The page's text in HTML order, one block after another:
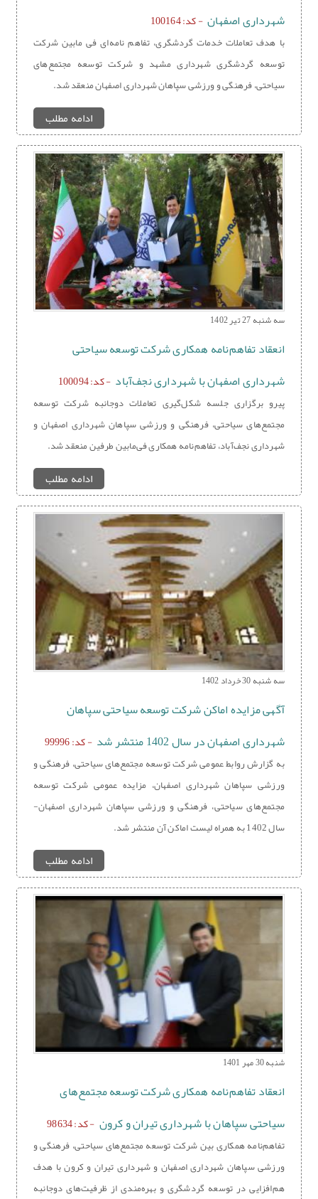
شهرداری اصفهان - کد: 100164
با هدف تعاملات خدمات گردشگری، تفاهم نامه‌ای فی مابین شرکت
توسعه گردشگری شهرداری مشهد و شرکت توسعه مجتمع‌های
سیاحتی، فرهنگی و ورزشی سپاهان شهرداری اصفهان منعقد شد.
ادامه مطلب
سه شنبه 27 تیر 1402
انعقاد تفاهم‌نامه همکاری شرکت توسعه سیاحتی
شهرداری اصفهان با شهرداری نجف‌آباد - کد: 100094
پیرو برگزاری جلسه شکل‌گیری تعاملات دوجانبه شرکت توسعه
مجتمع‌های سیاحتی، فرهنگی و ورزشی سپاهان شهرداری اصفهان و
شهرداری نجف‌آباد، تفاهم‌نامه همکاری فی‌مابین طرفین منعقد شد.
ادامه مطلب
سه شنبه 30 خرداد 1402
آگهی مزایده اماکن شرکت توسعه سیاحتی سپاهان
شهرداری اصفهان در سال 1402 منتشر شد
- کد: 99996
به گزارش روابط عمومی شرکت توسعه مجتمع‌های سیاحتی، فرهنگی و
ورزشی سپاهان شهرداری اصفهان، مزایده عمومی شرکت توسعه
مجتمع‌های سیاحتی، فرهنگی و ورزشی سپاهان شهرداری اصفهان-
سال 1402 به همراه لیست اماکن آن منتشر شد.
ادامه مطلب
شنبه 30 مهر 1401
انعقاد تفاهم‌نامه همکاری شرکت توسعه مجتمع‌های
سیاحتی سپاهان با شهرداری تیران و کرون - کد: 98634
تفاهم‌نامه همکاری بین شرکت توسعه مجتمع‌های سیاحتی، فرهنگی و
ورزشی سپاهان شهرداری اصفهان و شهرداری تیران و کرون با هدف
هم‌افزایی در توسعه گردشگری و بهره‌مندی از ظرفیت‌های دوجانبه